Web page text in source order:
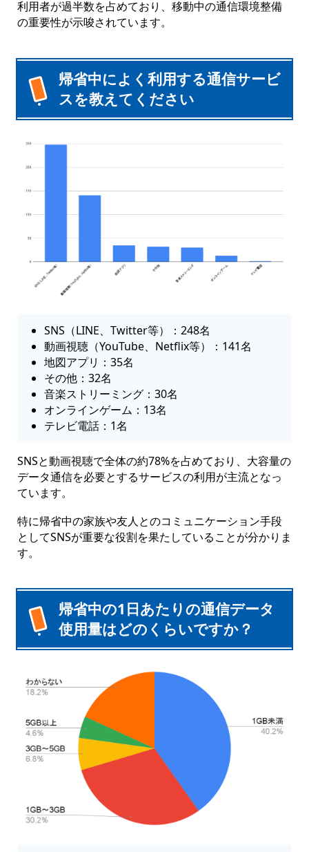
利用者が過半数を占めており、移動中の通信環境整備
の重要性が示唆されています。
帰省中によく利用する通信サービ
スを教えてください
SNS（LINE、Twitter等）：248名
動画視聴（YouTube、Netflix等）：141名
地図アプリ：35名
その他：32名
音楽ストリーミング：30名
オンラインゲーム：13名
テレビ電話：1名
SNSと動画視聴で全体の約78%を占めており、大容量の
データ通信を必要とするサービスの利用が主流となっ
ています。
特に帰省中の家族や友人とのコミュニケーション手段
としてSNSが重要な役割を果たしていることが分かりま
す。
帰省中の1日あたりの通信データ
使用量はどのくらいですか？